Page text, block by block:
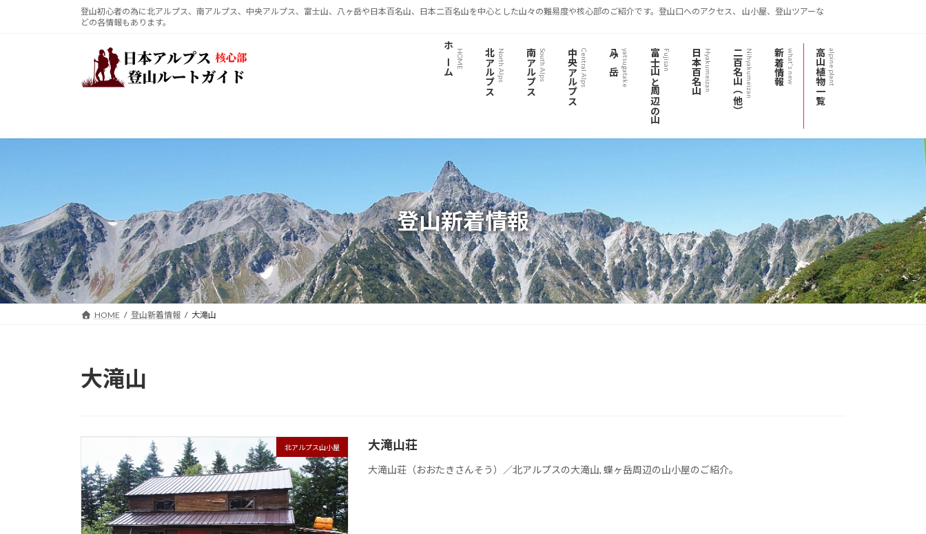
ッ
移
登山初心者の為に北アルプス、南アルプス、中央アルプス、富士山、八ヶ岳や日本百名山、日本二百名山を中心とした山々の難易度や核心部のご紹介です。登山口へのアクセス、 山小屋、登山ツアーな
どの各情報もあります。
ホーム HOME 北アルプスNorth Alps 南アルプスSouth Alps 中央アルプスCentral Alps 八ヶ岳yatsugatake 富士山と周辺の山Fujisan 日本百名山Hyakumeizan 二百名山（他）Nihyakumeizan 新着情報what's new 高山植物一覧alpine plant
登山新着情報
HOME 登山新着情報 大滝山
大滝山
北アルプス山小屋 大滝山荘
大滝山荘（おおたきさんそう）／北アルプスの大滝山, 蝶ヶ岳周辺の山小屋のご紹介。